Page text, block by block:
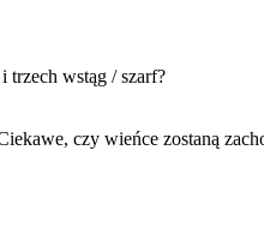
trzech wstąg / szarf?
czy wieńce zostaną